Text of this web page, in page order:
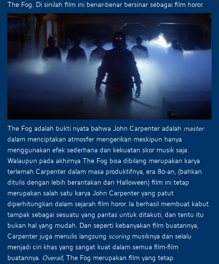
The Fog. Di sinilah film ini benar-benar bersinar sebagai film horor.
The Fog adalah bukti nyata bahwa John Carpenter adalah master
dalam menciptakan atmosfer mengerikan meskipun hanya
menggunakan efek sederhana dan kekuatan skor musik saja.
Walaupun pada akhirnya The Fog bisa dibilang merupakan karya
terlemah Carpenter dalam masa produktifnya, era 80-an, (bahkan
ditulis dengan lebih berantakan dari Halloween) film ini tetap
merupakan salah satu karya John Carpenter yang patut
diperhitungkan dalam sejarah film horor. Ia berhasil membuat kabut
tampak sebagai sesuatu yang pantas untuk ditakuti, dan tentu itu
bukan hal yang mudah. Dan seperti kebanyakan film buatannya,
Carpenter juga menulis langsung scoring musiknya dan selalu
menjadi ciri khas yang sangat kuat dalam semua film-film
buatannya. Overall, The Fog merupakan film yang tetap